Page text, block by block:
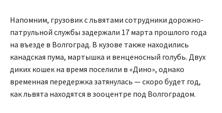
Напомним, грузовик с львятами сотрудники дорожно-
патрульной службы задержали 17 марта прошлого года
на въезде в Волгоград. В кузове также находились
канадская пума, мартышка и венценосный голубь. Двух
диких кошек на время поселили в «Дино», однако
временная передержка затянулась — скоро будет год,
как львята находятся в зооцентре под Волгоградом.